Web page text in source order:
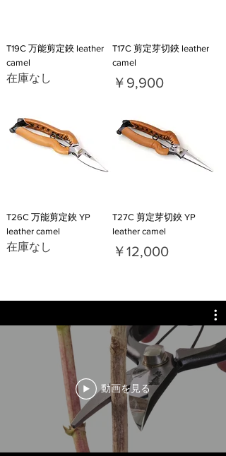
T19C 万能剪定鋏 leather
camel
在庫なし
T17C 剪定芽切鋏 leather
camel
価格
￥9,900
T26C 万能剪定鋏 YP
leather camel
在庫なし
T27C 剪定芽切鋏 YP
leather camel
価格
￥12,000
動画を見る